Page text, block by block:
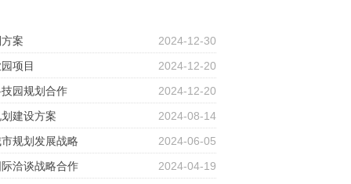
2024-12-30
案
2024-12-20
项目
2024-12-20
园规划合作
2024-08-14
建设方案
2024-06-05
规划发展战略
2024-04-19
洽谈战略合作